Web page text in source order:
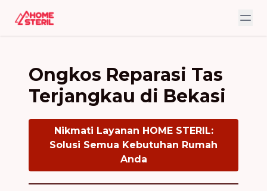
Ongkos Reparasi Tas
Terjangkau di Bekasi
Nikmati Layanan HOME STERIL:
Solusi Semua Kebutuhan Rumah
Anda